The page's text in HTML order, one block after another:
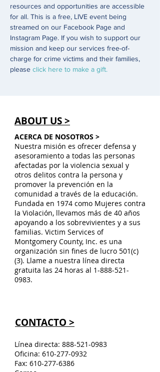
resources and opportunities are accessible
for all. This is a free, LIVE event being
streamed on our Facebook Page and
Instagram Page. If you wish to support our
mission and keep our services free-of-
charge for crime victims and their families,
please click here to make a gift.
ABOUT US >
ACERCA DE NOSOTROS >
Nuestra misión es ofrecer defensa y
asesoramiento a todas las personas
afectadas por la violencia sexual y
otros delitos contra la persona y
promover la prevención en la
comunidad a través de la educación.
Fundada en 1974 como Mujeres contra
la Violación, llevamos más de 40 años
apoyando a los sobrevivientes y a sus
familias. Victim Services of
Montgomery County, Inc. es una
organización sin fines de lucro 501(c)
(3). Llame a nuestra línea directa
gratuita las 24 horas al 1-888-521-
0983.
CONTACTO >
Línea directa: 888-521-0983
Oficina: 610-277-0932
Fax: 610-277-6386